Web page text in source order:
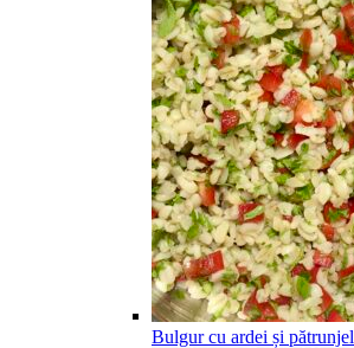
Bulgur cu ardei și pătrunjel